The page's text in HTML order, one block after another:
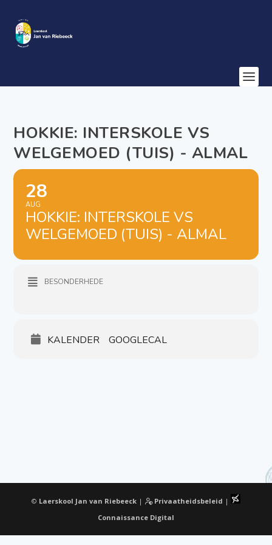
HOKKIE: INTERSKOLE VS
WELGEMOED (TUIS) - ALMAL
28
AUG
HOKKIE: INTERSKOLE VS
WELGEMOED (TUIS) - ALMAL
BESONDERHEDE
KALENDER GOOGLECAL
© Laerskool Jan van Riebeeck| Privaatheidsbeleid |
Connaissance Digital